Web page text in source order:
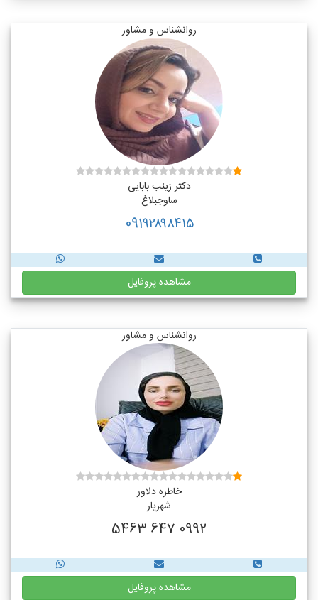
روانشناس و مشاور
دکتر زینب بابایی
ساوجبلاغ
091۹۲۸۹۸۴۱۵
مشاهده پروفایل
روانشناس و مشاور
خاطره دلاور
شهریار
0992 647 5463
مشاهده پروفایل